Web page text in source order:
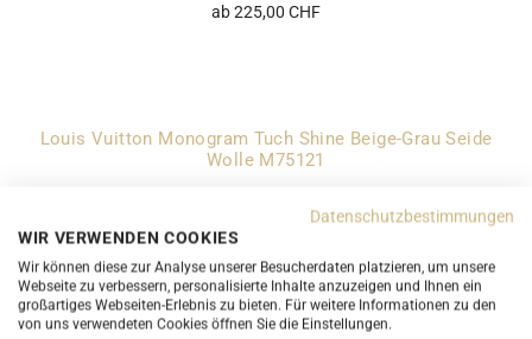
ab 225,00 CHF
Louis Vuitton Monogram Tuch Shine Beige-Grau Seide
Wolle M75121
Louis Vuitton Portemonnaie Elise Monogram Canvas
Datenschutzbestimmungen
WIR VERWENDEN COOKIES
Wir können diese zur Analyse unserer Besucherdaten platzieren, um unsere
Webseite zu verbessern, personalisierte Inhalte anzuzeigen und Ihnen ein
großartiges Webseiten-Erlebnis zu bieten. Für weitere Informationen zu den
von uns verwendeten Cookies öffnen Sie die Einstellungen.